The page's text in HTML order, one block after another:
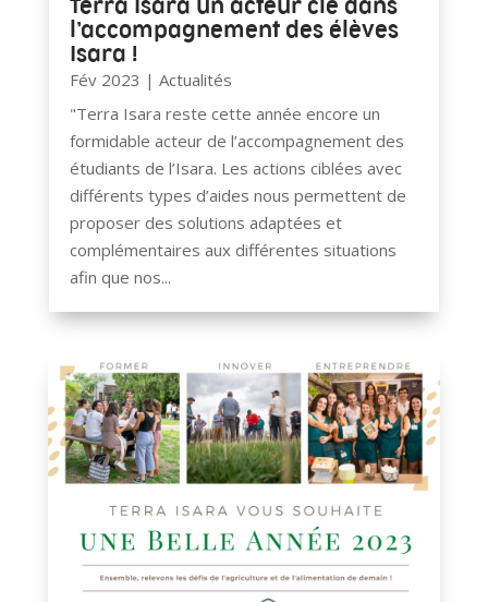
Terra Isara un acteur clé dans
l’accompagnement des élèves
Isara !
Fév 2023 | Actualités
"Terra Isara reste cette année encore un
formidable acteur de l’accompagnement des
étudiants de l’Isara. Les actions ciblées avec
différents types d’aides nous permettent de
proposer des solutions adaptées et
complémentaires aux différentes situations
afin que nos...